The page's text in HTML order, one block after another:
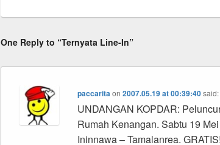
One Reply to “Ternyata Line-In”
paccaritaon2007.05.19 at 00:39:40said:
UNDANGAN KOPDAR:
Rumah Kenangan. Sabtu 19
Ininnawa – Tamalanrea.